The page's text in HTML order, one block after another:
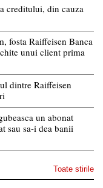
creditului, din cauza
fosta Raiffeisen Banca
unui client prima
dintre Raiffeisen
un abonat
sau sa-i dea banii
Toate stirile